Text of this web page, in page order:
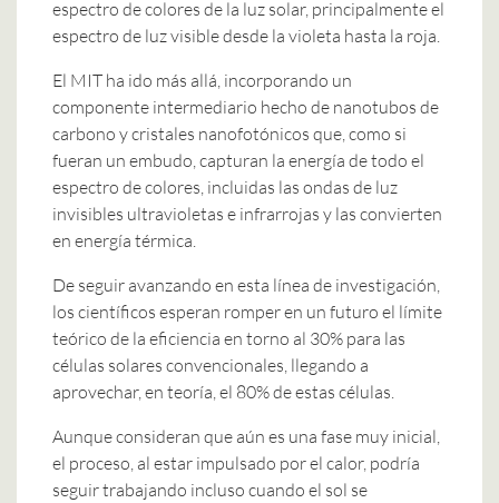
espectro de colores de la luz solar, principalmente el
espectro de luz visible desde la violeta hasta la roja.
El MIT ha ido más allá, incorporando un
componente intermediario hecho de nanotubos de
carbono y cristales nanofotónicos que, como si
fueran un embudo, capturan la energía de todo el
espectro de colores, incluidas las ondas de luz
invisibles ultravioletas e infrarrojas y las convierten
en energía térmica.
De seguir avanzando en esta línea de investigación,
los científicos esperan romper en un futuro el límite
teórico de la eficiencia en torno al 30% para las
células solares convencionales, llegando a
aprovechar, en teoría, el 80% de estas células.
Aunque consideran que aún es una fase muy inicial,
el proceso, al estar impulsado por el calor, podría
seguir trabajando incluso cuando el sol se